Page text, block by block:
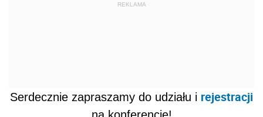
REKLAMA
Serdecznie zapraszamy do udziału i rejestracji